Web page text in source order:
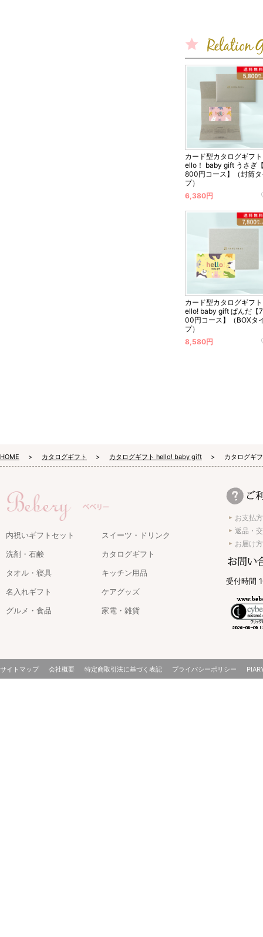
カード型カタログギフ
ello！ baby gift うさぎ
800円コース】（封筒
プ）
6,380円
カード型カタログギフ
ello! baby gift ぱんだ【
00円コース】（BOXタ
プ）
8,580円
HOME カタログギフト カタログギフト hello! baby gift カタログギ
内祝いギフトセット
スイーツ・ドリンク
洗剤・石鹸
カタログギフト
タオル・寝具
キッチン用品
名入れギフト
ケアグッズ
グルメ・食品
家電・雑貨
お支払
返品・
お届け
受付時間
サイトマップ 会社概要 特定商取引法に基づく表記 プライバシーポリシー